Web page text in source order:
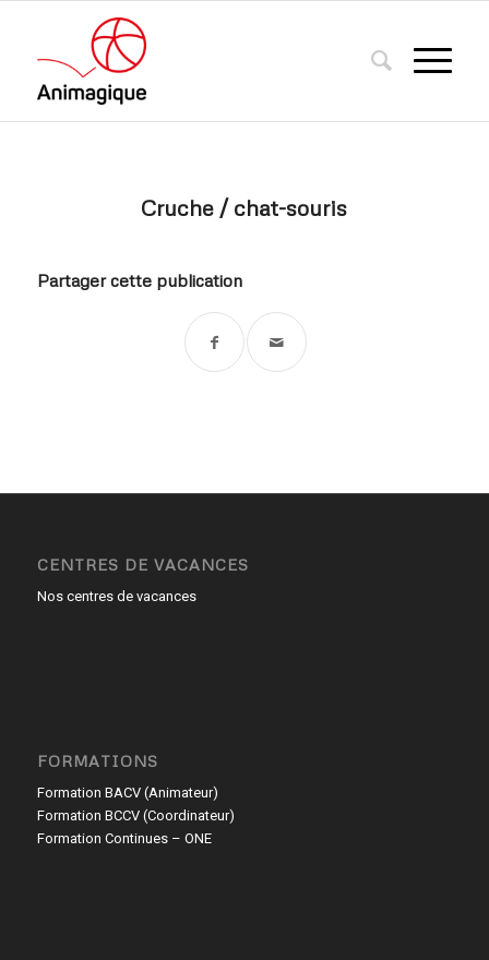
Cruche / chat-souris
Partager cette publication
CENTRES DE VACANCES
Nos centres de vacances
FORMATIONS
Formation BACV (Animateur)
Formation BCCV (Coordinateur)
Formation Continues – ONE